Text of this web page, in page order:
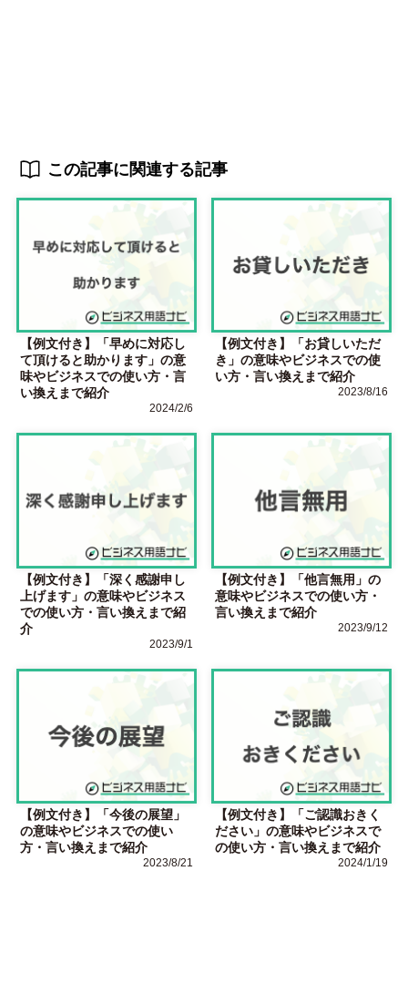
この記事に関連する記事
【例文付き】「早めに対応し
て頂けると助かります」の意
味やビジネスでの使い方・言
い換えまで紹介
2024/2/6
【例文付き】「お貸しいただ
き」の意味やビジネスでの使
い方・言い換えまで紹介
2023/8/16
【例文付き】「深く感謝申し
上げます」の意味やビジネス
での使い方・言い換えまで紹
介
2023/9/1
【例文付き】「他言無用」の
意味やビジネスでの使い方・
言い換えまで紹介
2023/9/12
【例文付き】「今後の展望」
の意味やビジネスでの使い
方・言い換えまで紹介
2023/8/21
【例文付き】「ご認識おきく
ださい」の意味やビジネスで
の使い方・言い換えまで紹介
2024/1/19